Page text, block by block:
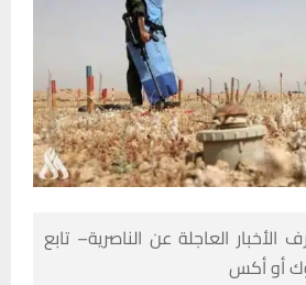
العاجلة عن الناصرية– تابع
أو أكس